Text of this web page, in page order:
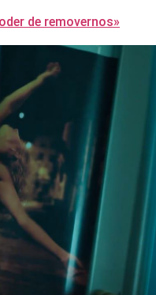
de removernos»